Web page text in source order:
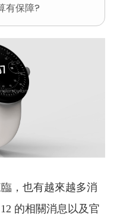
有保障?
，也有越來越多消
的相關消息以及官